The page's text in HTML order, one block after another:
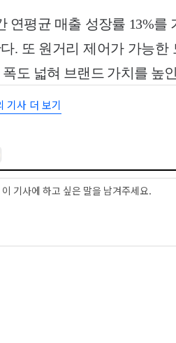
연평균 매출 성장률 13%를
. 또 원거리 제어가 가능한
폭도 넓혀 브랜드 가치를 높
기사 더 보기